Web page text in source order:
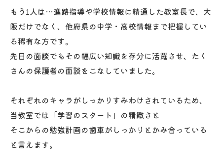
もう1人は…進路指導や学校情報に精通した教室長で、大
阪だけでなく、他府県の中学・高校情報まで把握してい
る稀有な方です。
先日の面談でもその幅広い知識を存分に活躍させ、たく
さんの保護者の面談をこなしていました。
それぞれのキャラがしっかりすみわけされているため、
当教室では「学習のスタート」の精緻さと
そこからの勉強計画の歯車がしっかりとかみ合っている
と言えます。